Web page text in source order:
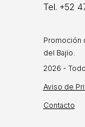
Tel. +52
Promoción
del Bajío.
2026 -
Aviso de
Contacto